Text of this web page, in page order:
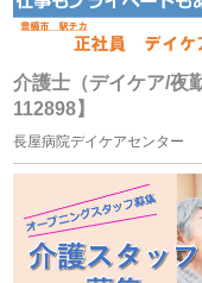
（３） 人の生命、身
合であって、ご本人
（４） 公衆衛生の向
特に必要がある場合
困難な場合
（５） 国の機関もし
者が法令の定める事
がある場合であって
該事務の遂行に支障
介護士（デイケア/夜
112898】
長屋病院デイケアセンター